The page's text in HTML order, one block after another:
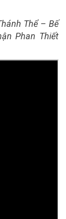
Thể – Bế
Phan Thiết